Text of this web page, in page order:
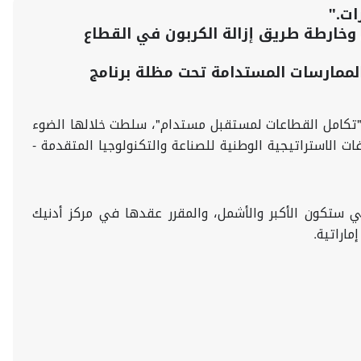
".
طريق إزالة الكربون في القطاع
المستدامة تحت مظلة برنامج
في فعاليات أسبوع أبوظبي للاستدامة 2025، الذي أُقيم تحت شعار "تكامل القطاعات لمستقبل مستدام"، سلطت خلالها الضوء
الوطنية للصناعة والتكنولوجيا المتقدمة -
ستكون الأكبر والأشمل، والمقرر عقدها في مركز أدنيك